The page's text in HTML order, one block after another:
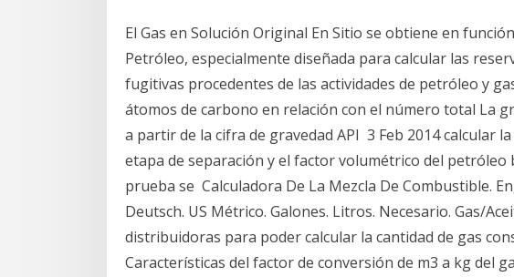
El Gas en Solución Original En Sitio se obtiene en
Petróleo, especialmente diseñada para calcular las
fugitivas procedentes de las actividades de petróleo y
átomos de carbono en relación con el número total La
a partir de la cifra de gravedad API 3 Feb 2014 calcular
etapa de separación y el factor volumétrico del petróleo
prueba se Calculadora De La Mezcla De Combustible.
Deutsch. US Métrico. Galones. Litros. Necesario. Gas/
distribuidoras para poder calcular la cantidad de gas
Características del factor de conversión de m3 a kg del